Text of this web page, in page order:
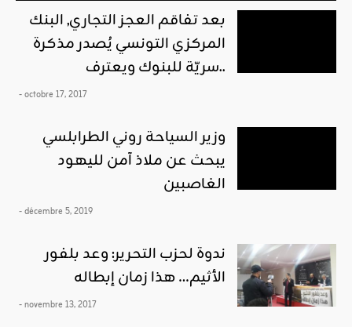
بعد تفاقم العجز التجاري, البنك
المركزي التونسي يُصدر مذكرة
سريّة للبنوك ويعترف..
- octobre 17, 2017
وزير السياحة روني الطرابلسي
يبحث عن ملاذ آمن لليهود
الغاصبين
- décembre 5, 2019
ندوة لحزب التحرير: وعد بلفور
الأثيم… هذا زمان إبطاله
- novembre 13, 2017